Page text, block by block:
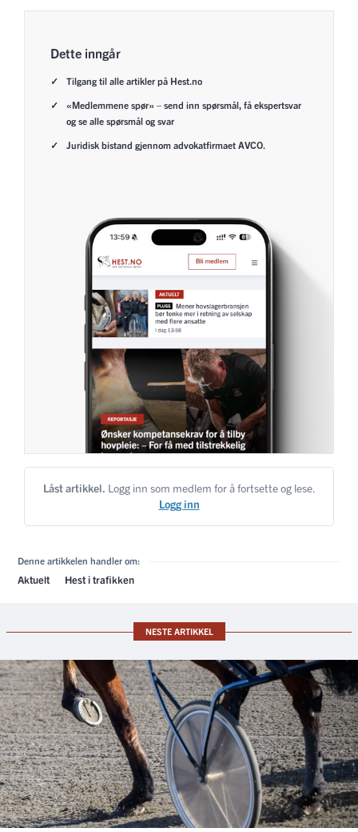
Dette inngår
Tilgang til alle artikler på Hest.no
«Medlemmene spør» – send inn spørsmål, få ekspertsvar
og se alle spørsmål og svar
Juridisk bistand gjennom advokatfirmaet AVCO.
Låst artikkel. Logg inn som medlem for å fortsette og lese.
Logg inn
Denne artikkelen handler om:
Aktuelt Hest i trafikken
NESTE ARTIKKEL